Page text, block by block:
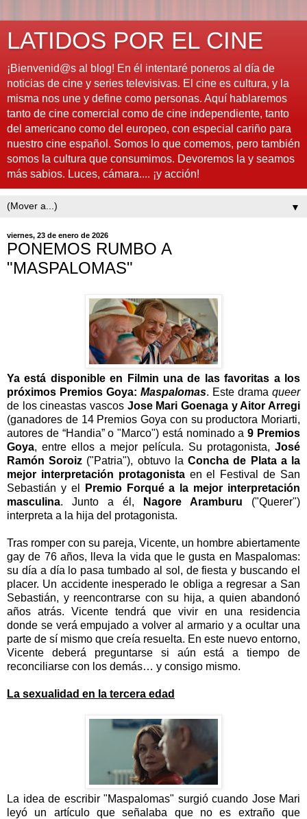
LATIDOS POR EL CINE
¡Bienvenid@s al blog! En él intentaré poneros al día de
noticias de cine y series televisivas. El cine es cultura, y la
misma nos une y define como personas. Aquí hablaremos
tanto de cine comercial como de cine independiente, tanto
del americano como del europeo, con especial cariño para
nuestro cine español. Somos lo que comemos, pero también
somos la cultura que consumimos. Devoremos la y seamos
más sabios. Luces, cámara.... ¡y acción!
▼
viernes, 23 de enero de 2026
PONEMOS RUMBO A
"MASPALOMAS"
Ya está disponible en Filmin una de las favoritas a los
próximos Premios Goya: Maspalomas. Este drama queer
de los cineastas vascos Jose Mari Goenaga y Aitor Arregi
(ganadores de 14 Premios Goya con su productora Moriarti,
autores de “Handia” o "Marco") está nominado a9 Premios
Goya, entre ellos a mejor película. Su protagonista, José
Ramón Soroiz ("Patria"), obtuvo laConcha de Plata a la
mejor interpretación protagonista en el Festival de San
Sebastián y el
Premio Forqué a la mejor interpretación
masculina. Junto a él, Nagore Aramburu ("Querer")
interpreta a la hija del protagonista.
Tras romper con su pareja, Vicente, un hombre abiertamente
gay de 76 años, lleva la vida que le gusta en Maspalomas:
su día a día lo pasa tumbado al sol, de fiesta y buscando el
placer. Un accidente inesperado le obliga a regresar a San
Sebastián, y reencontrarse con su hija, a quien abandonó
años atrás. Vicente tendrá que vivir en una residencia
donde se verá empujado a volver al armario y a ocultar una
parte de sí mismo que creía resuelta. En este nuevo entorno,
Vicente deberá preguntarse si aún está a tiempo de
reconciliarse con los demás… y consigo mismo.
La sexualidad en la tercera edad
La idea de escribir "Maspalomas" surgió cuando Jose Mari
leyó un artículo que señalaba que no es extraño que